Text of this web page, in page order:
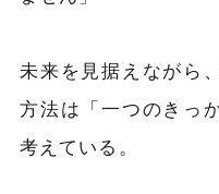
未来を見据えながら
方法は「一つのきっ
考えている。